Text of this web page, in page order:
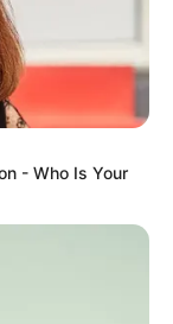
- Who Is Your